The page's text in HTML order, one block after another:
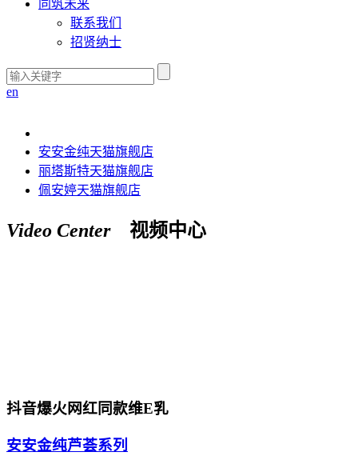
同筑未来
联系我们
招贤纳士
en
安安金纯天猫旗舰店
丽塔斯特天猫旗舰店
佩安婷天猫旗舰店
Video Center视频中心
抖音爆火网红同款维E乳
安安金纯芦荟系列